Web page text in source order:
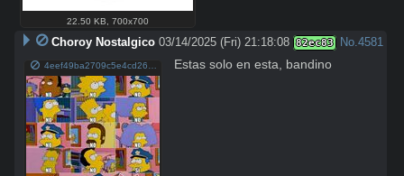
22.50 KB ,700x700
Choroy Nostalgico 03/14/2025 (Fri) 21:18:08 82ec83 No.4581
Estas solo en esta, bandino